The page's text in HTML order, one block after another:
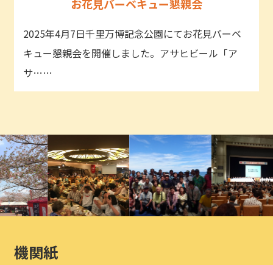
お花見バーベキュー懇親会
2025年4月7日千里万博記念公園にてお花見バーベ
キュー懇親会を開催しました。アサヒビール「ア
サ……
機関紙